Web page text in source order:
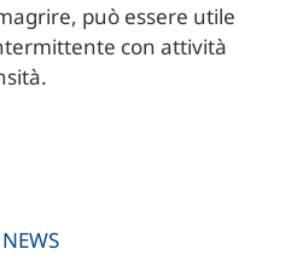
può essere utile
con attività